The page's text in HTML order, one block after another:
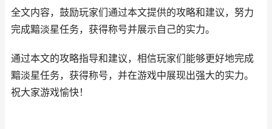
全文内容，鼓励玩家们通过本文提供的攻略和建议，努力
完成黯淡星任务，获得称号并展示自己的实力。
通过本文的攻略指导和建议，相信玩家们能够更好地完成
黯淡星任务，获得称号，并在游戏中展现出强大的实力。
祝大家游戏愉快！